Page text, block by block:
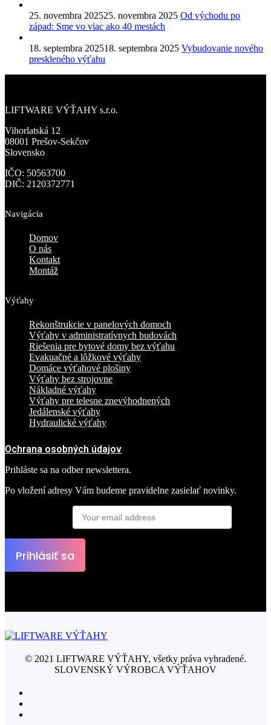
25. novembra 202525. novembra 2025 Od východu po
západ: Sme vo viac ako 40 mestách
18. septembra 202518. septembra 2025 Vybudovanie nového
preskleného výťahu
LIFTWARE VÝŤAHY s.r.o.
Vihorlatská 12
08001 Prešov-Sekčov
Slovensko
IČO: 50563700
DIČ: 2120372771
Navigácia
Domov
O nás
Kontakt
Montáž
Výťahy
Rekonštrukcie v panelových domoch
Výťahy v administratívnych budovách
Riešenia pre bytové domy bez výťahu
Evakuačné a lôžkové výťahy
Domáce výťahové plošiny
Výťahy bez strojovne
Nákladné výťahy
Výťahy pre telesne znevýhodnených
Jedálenské výťahy
Hydraulické výťahy
Ochrana osobných údajov
Prihláste sa na odber newslettera.
Po vložení adresy Vám budeme pravidelne zasielať novinky.
© 2021 LIFTWARE VÝŤAHY, všetky práva vyhradené.
SLOVENSKÝ VÝROBCA VÝŤAHOV